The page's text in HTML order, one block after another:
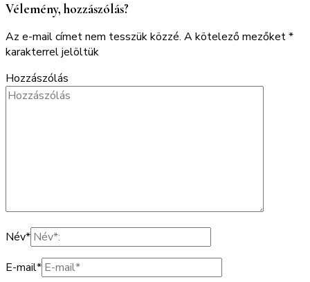
Vélemény, hozzászólás?
Az e-mail címet nem tesszük közzé. A kötelező mezőket*
karakterrel jelöltük
Hozzászólás
Név*
E-mail*